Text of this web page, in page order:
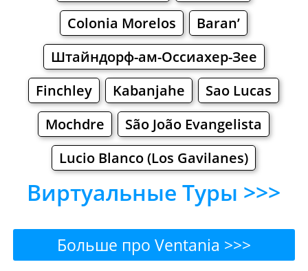
Colonia Morelos
Baran’
Штайндорф-ам-Оссиахер-Зее
Finchley
Kabanjahe
Sao Lucas
Mochdre
São João Evangelista
Lucio Blanco (Los Gavilanes)
Виртуальные Туры >>>
Больше про Ventania >>>